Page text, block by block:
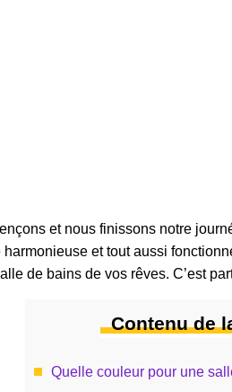
et nous finissons notre
et tout aussi
de bains de vos rêves. C’est
Contenu de
Quelle couleur pour une